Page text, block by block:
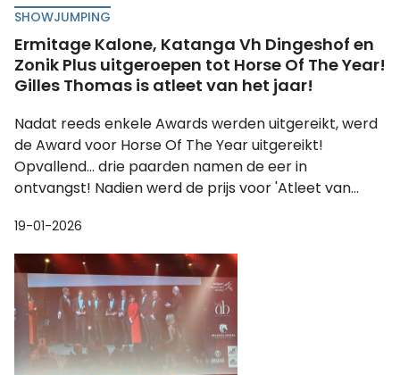
SHOWJUMPING
Ermitage Kalone, Katanga Vh Dingeshof en
Zonik Plus uitgeroepen tot Horse Of The Year!
Gilles Thomas is atleet van het jaar!
Nadat reeds enkele Awards werden uitgereikt, werd
de Award voor Horse Of The Year uitgereikt!
Opvallend... drie paarden namen de eer in
ontvangst! Nadien werd de prijs voor 'Atleet van...
19-01-2026